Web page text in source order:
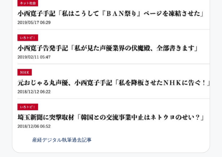
産経デジタル執筆過去記事